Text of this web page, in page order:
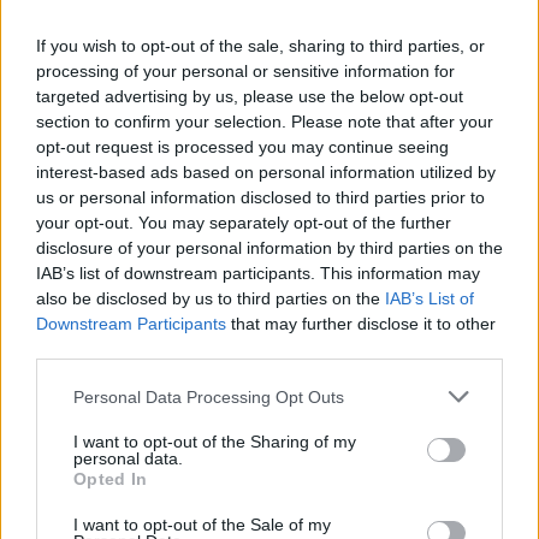
If you wish to opt-out of the sale, sharing to third parties, or
processing of your personal or sensitive information for
targeted advertising by us, please use the below opt-out
section to confirm your selection. Please note that after your
opt-out request is processed you may continue seeing
interest-based ads based on personal information utilized by
us or personal information disclosed to third parties prior to
your opt-out. You may separately opt-out of the further
disclosure of your personal information by third parties on the
IAB’s list of downstream participants. This information may
also be disclosed by us to third parties on the IAB’s List of
Downstream Participants that may further disclose it to other
Personal Data Processing Opt Outs
I want to opt-out of the Sharing of my
personal data.
Opted In
I want to opt-out of the Sale of my
AUDIENCIAS ESTRENOS STREAMING
GENTE TV CONCURSOS REALITIES
Ver perfil
@teletextopuntocom Ver perfil
🏆🎬🎾MEJORES Series de DEPORTES